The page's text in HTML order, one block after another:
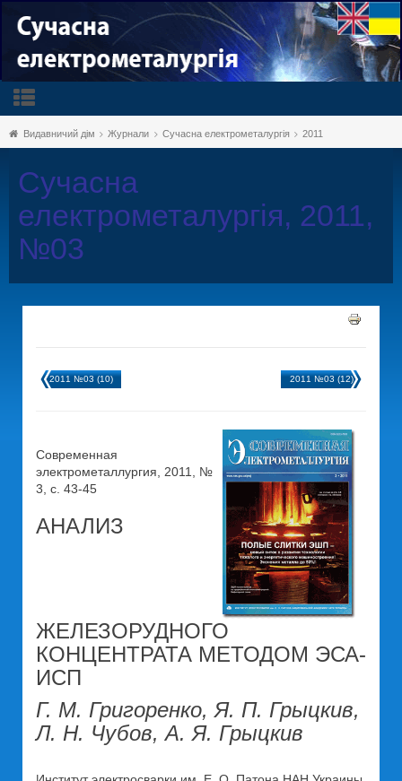
Видавничий дім Журнали Сучасна електрометалургія 2011
Сучасна
електрометалургія, 2011,
№03
2011 №03 (10) 2011 №03 (12)
Современная
электрометаллургия, 2011, №
3, c. 43-45
АНАЛИЗ
ЖЕЛЕЗОРУДНОГО
КОНЦЕНТРАТА МЕТОДОМ ЭСА-
ИСП
Г. М. Григоренко, Я. П. Грыцкив,
Л. Н. Чубов, А. Я. Грыцкив